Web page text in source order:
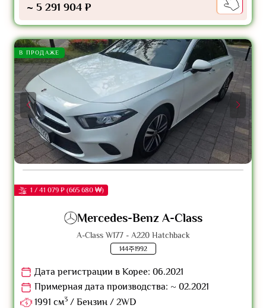
~ 5 291 904 ₽
В ПРОДАЖЕ
1 / 41 079 ₽ (665 680 ₩)
Mercedes-Benz A-Class
A-Class W177 - A220 Hatchback
144주1992
Дата регистрации в Корее: 06.2021
Примерная дата производства: ~ 02.2021
1991 см3 / Бензин / 2WD